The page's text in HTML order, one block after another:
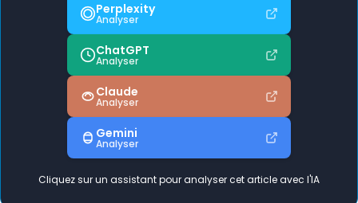
Perplexity
Analyser
ChatGPT
Analyser
Claude
Analyser
Gemini
Analyser
Cliquez sur un assistant pour analyser cet article avec l'IA